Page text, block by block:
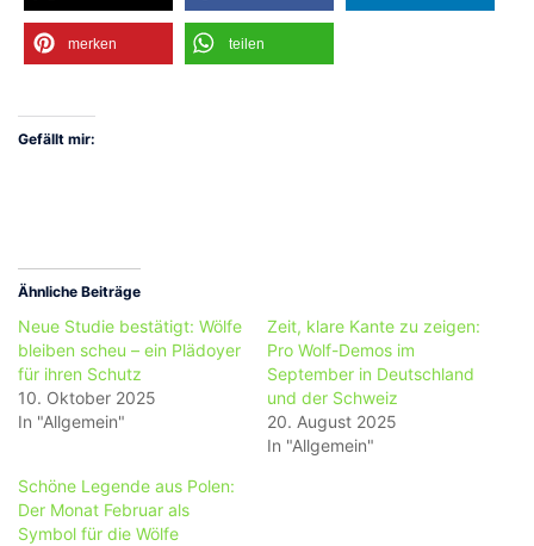
merken teilen
Gefällt mir:
Ähnliche Beiträge
Neue Studie bestätigt: Wölfe
bleiben scheu – ein Plädoyer
für ihren Schutz
10. Oktober 2025
In "Allgemein"
Zeit, klare Kante zu zeigen:
Pro Wolf-Demos im
September in Deutschland
und der Schweiz
20. August 2025
In "Allgemein"
Schöne Legende aus Polen:
Der Monat Februar als
Symbol für die Wölfe